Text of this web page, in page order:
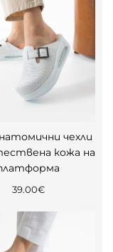
чехли
кожа на
39.00€